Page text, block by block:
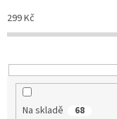
o
d
k
t
299Kč
Na skladě 68